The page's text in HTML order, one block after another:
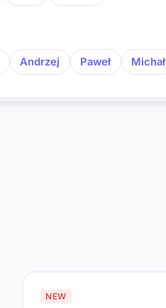
Andrzej Paweł Michał
NEW